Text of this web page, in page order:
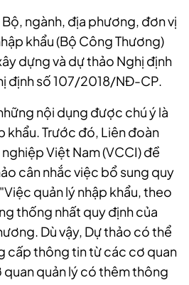
ngành, địa phương, đơn vị
khẩu (Bộ Công Thương)
dựng và dự thảo Nghị định
định số 107/2018/NĐ-CP.
nội dụng được chú ý là
khẩu. Trước đó, Liên đoàn
Việt Nam (VCCI) đề
cân nhắc việc bổ sung quy
. "Việc quản lý nhập khẩu, theo
thống nhất quy định của
Dù vậy, Dự thảo có thể
cấp thông tin từ các cơ quan
quản lý có thêm thông